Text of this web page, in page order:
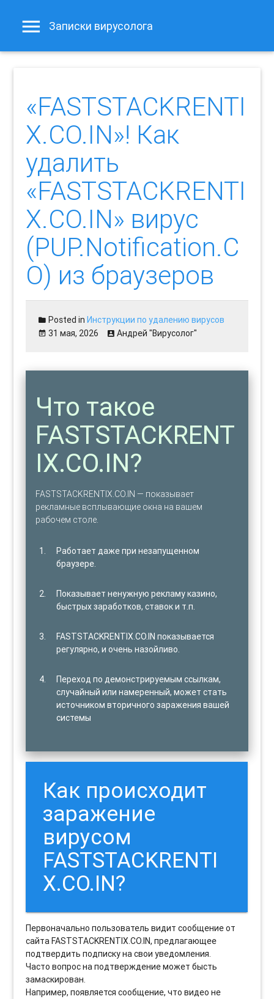
Записки вирусолога
«FASTSTACKRENTI
X.CO.IN»! Как
удалить
«FASTSTACKRENTI
X.CO.IN» вирус
(PUP.Notification.C
O) из браузеров
Posted inИнструкции по удалению вирусов
31 мая, 2026
Андрей "Вирусолог"
Что такое
FASTSTACKRENT
IX.CO.IN?
FASTSTACKRENTIX.CO.IN — показывает
рекламные всплывающие окна на вашем
рабочем столе.
Работает даже при незапущенном
браузере.
Показывает ненужную рекламу казино,
быстрых заработков, ставок и т.п.
FASTSTACKRENTIX.CO.IN показывается
регулярно, и очень назойливо.
Переход по демонстрируемым ссылкам,
случайный или намеренный, может стать
источником вторичного заражения вашей
системы
Как происходит
заражение
вирусом
FASTSTACKRENTI
X.CO.IN?
Первоначально пользователь видит сообщение от
сайта FASTSTACKRENTIX.CO.IN, предлагающее
подтвердить подписку на свои уведомления.
Часто вопрос на подтверждение может бысть
замаскирован.
Например, появляется сообщение, что видео не